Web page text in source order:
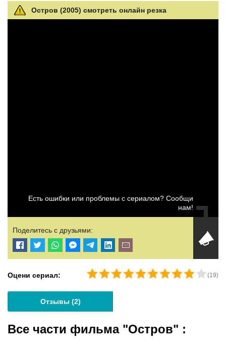
Остров (2005) смотреть онлайн резка
Есть ошибки или проблемы с сериалом? Сообщи
нам!
Поделитесь с друзьями:
Оцени сериал: (19)
Отзывы (2)
Все части фильма "Остров" :